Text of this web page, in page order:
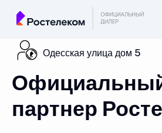
Одесская улица дом 5
партнер